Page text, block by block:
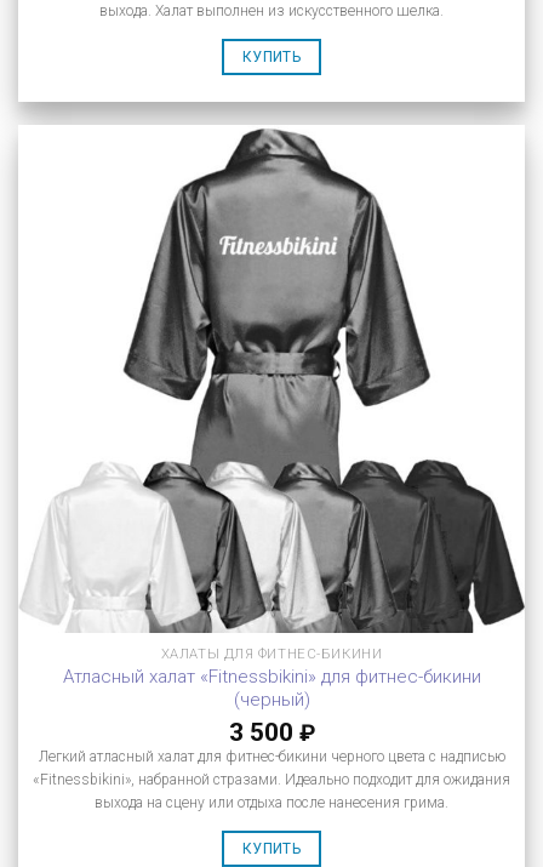
выхода. Халат выполнен из искусственного шелка.
КУПИТЬ
ХАЛАТЫ ДЛЯ ФИТНЕС-БИКИНИ
Атласный халат «Fitnessbikini» для фитнес-бикини
(черный)
3 500 ₽
Легкий атласный халат для фитнес-бикини черного цвета с надписью
«Fitnessbikini», набранной стразами. Идеально подходит для ожидания
выхода на сцену или отдыха после нанесения грима.
КУПИТЬ